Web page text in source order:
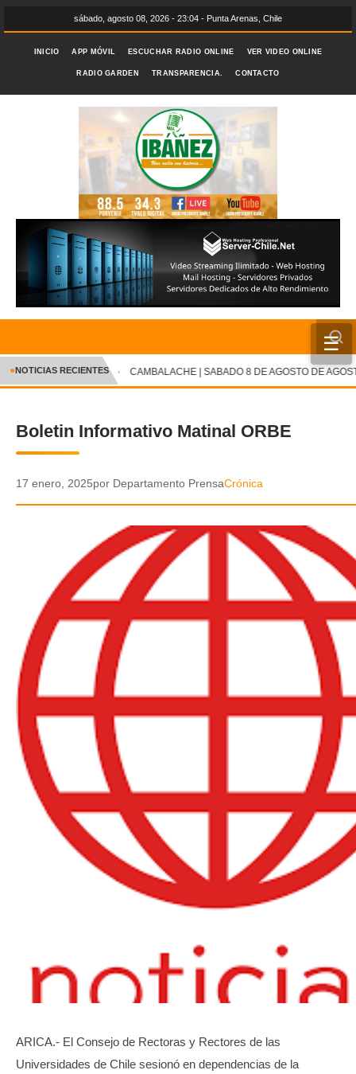
sábado, agosto 08, 2026 - 23:04 - Punta Arenas, Chile
INICIO APP MÓVIL ESCUCHAR RADIO ONLINE VER VIDEO ONLINE
RADIO GARDEN TRANSPARENCIA. CONTACTO
☰
INICIO
CRÓNICA
DEPORTES
POLICIAL
POLÍTICA
AUDIOS
VIDEOS
GALERIA DE FOTOS
APP MÓVIL
TRANSPARENCIA
✕
●NOTICIAS RECIENTES CAMBALACHE | SABADO 8 DE AGOSTO DE
Boletin Informativo Matinal ORBE
17 enero, 2025por Departamento PrensaCrónica
ARICA.- El Consejo de Rectoras y Rectores de las
Universidades de Chile sesionó en dependencias de la